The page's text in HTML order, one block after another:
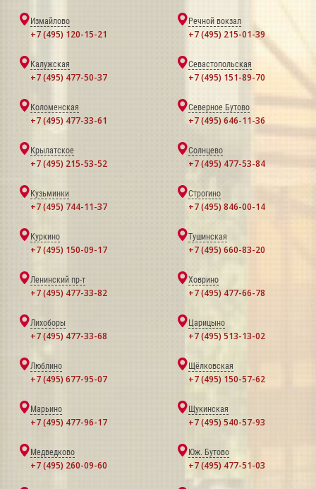
Измайлово
+7 (495) 120-15-21
Речной вокзал
+7 (495) 215-01-39
Калужская
+7 (495) 477-50-37
Севастопольская
+7 (495) 151-89-70
Коломенская
+7 (495) 477-33-61
Северное Бутово
+7 (495) 646-11-36
Крылатское
+7 (495) 215-53-52
Солнцево
+7 (495) 477-53-84
Кузьминки
+7 (495) 744-11-37
Строгино
+7 (495) 846-00-14
Куркино
+7 (495) 150-09-17
Тушинская
+7 (495) 660-83-20
Ленинский пр-т
+7 (495) 477-33-82
Ховрино
+7 (495) 477-66-78
Лихоборы
+7 (495) 477-33-68
Царицыно
+7 (495) 513-13-02
Люблино
+7 (495) 677-95-07
Щёлковская
+7 (495) 150-57-62
Марьино
+7 (495) 477-96-17
Щукинская
+7 (495) 540-57-93
Медведково
+7 (495) 260-09-60
Юж. Бутово
+7 (495) 477-51-03